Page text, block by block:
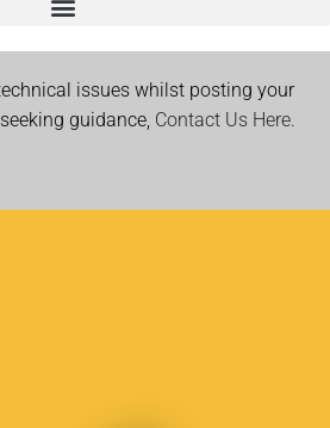
issues whilst posting your
guidance, Contact Us Here.